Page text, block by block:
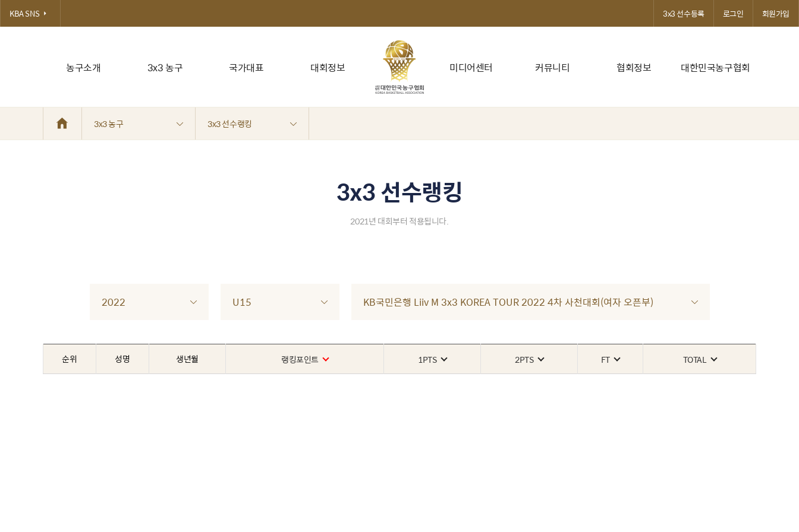
농구소개 3x3 농구 국가대표 대회정보 미디어센터 커뮤니티 협회정보 대한민국농구협회
KBA SNS 3x3 선수등록 로그인 회원가입
3x3 농구 3x3 선수랭킹
3x3 선수랭킹
2021년 대회부터 적용됩니다.
2022 U15 KB국민은행 Liiv M 3x3 KOREA TOUR 2022 4차 사천대회(여자 오픈부)
순위 성명 생년월 랭킹포인트 1PTS 2PTS FT TOTAL